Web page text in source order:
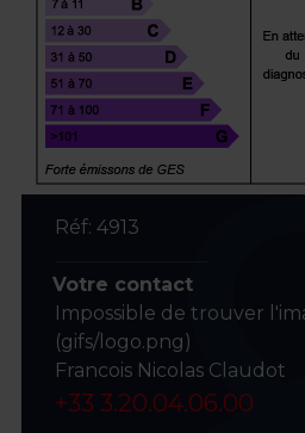
Réf: 4913
Votre contact
Impossible de trouver
(gifs/logo.png)
Francois Nicolas Claudot
+33 3.20.04.06.00